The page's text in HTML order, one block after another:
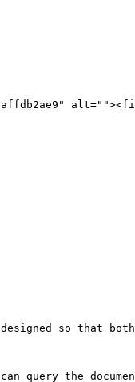
so that
the